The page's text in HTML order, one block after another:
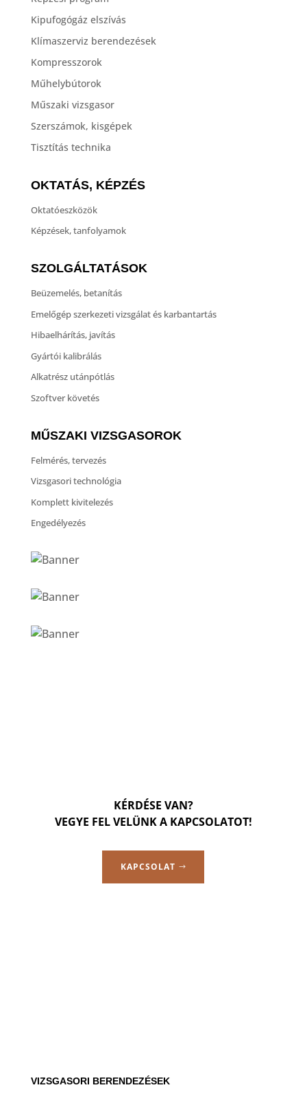
Kipufogógáz elszívás
Klímaszerviz berendezések
Kompresszorok
Műhelybútorok
Műszaki vizsgasor
Szerszámok, kisgépek
Tisztítás technika
OKTATÁS, KÉPZÉS
Oktatóeszközök
Képzések, tanfolyamok
SZOLGÁLTATÁSOK
Beüzemelés, betanítás
Emelőgép szerkezeti vizsgálat és karbantartás
Hibaelhárítás, javítás
Gyártói kalibrálás
Alkatrész utánpótlás
Szoftver követés
MŰSZAKI VIZSGASOROK
Felmérés, tervezés
Vizsgasori technológia
Komplett kivitelezés
Engedélyezés
KÉRDÉSE VAN?
VEGYE FEL VELÜNK A KAPCSOLATOT!
KAPCSOLAT
VIZSGASORI BERENDEZÉSEK